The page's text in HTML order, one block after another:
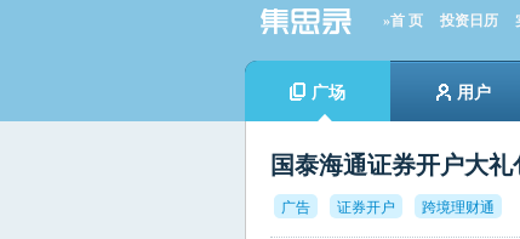
»首 页 投资日历
广场 用户
国泰海通证券开户大礼
广告 证券开户 跨境理财通